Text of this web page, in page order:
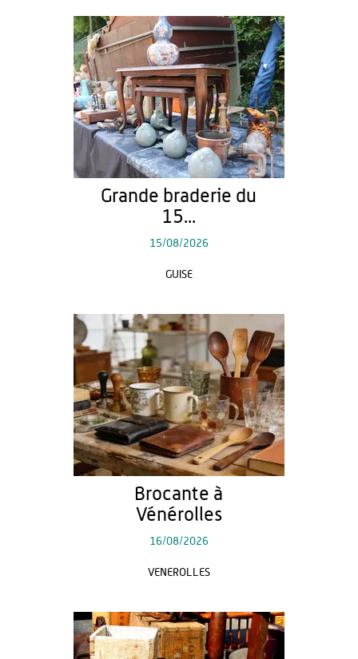
Grande braderie du
15...
15/08/2026
GUISE
Brocante à
Vénérolles
16/08/2026
VENEROLLES